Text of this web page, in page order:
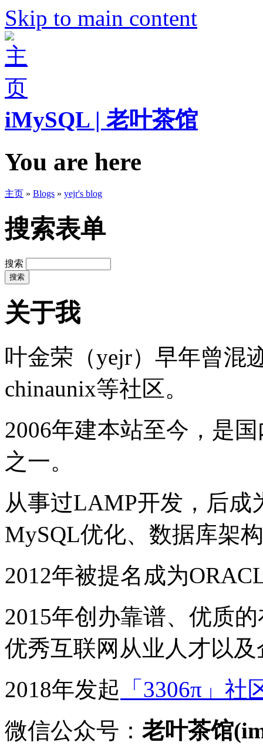
Skip to main content
iMySQL | 老叶茶馆
You are here
主页 » Blogs » yejr's blog
搜索表单
搜索
关于我
叶金荣（yejr）早年曾混
chinaunix等社区。
2006年建本站至今，是
之一。
从事过LAMP开发，后成
MySQL优化、数据库架
2012年被提名成为
2015年创办靠谱、优质
优秀互联网从业人才以
2018年发起 「3306π」社
微信公众号： 老叶茶馆